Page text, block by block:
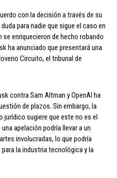
con la decisión a través de su
para nadie que sigue el caso en
enriquecieron de hecho robando
ha anunciado que presentará una
Circuito, el tribunal de
contra Sam Altman y OpenAI ha
de plazos. Sin embargo, la
jurídico sugiere que este no es el
apelación podría llevar a un
involucradas, lo que podría
la industria tecnológica y la